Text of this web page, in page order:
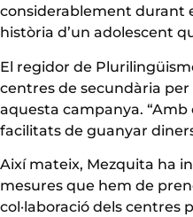
considerablement durant
història d’un adolescent
El regidor de
centres de secundària
aquesta campanya. “Amb
facilitats de guanyar
Així mateix, Mezquita ha
mesures que hem de
col·laboració dels centres